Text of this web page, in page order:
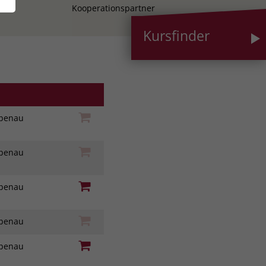
Kooperationspartner
Kursfinder